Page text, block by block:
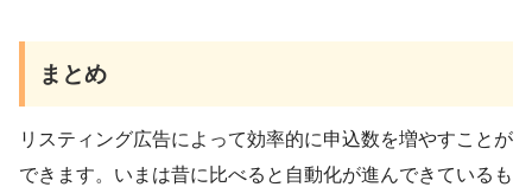
まとめ
リスティング広告によって効率的に申込数を増やすことが
できます。いまは昔に比べると自動化が進んできているも